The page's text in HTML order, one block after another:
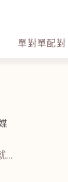
單對單配對
...